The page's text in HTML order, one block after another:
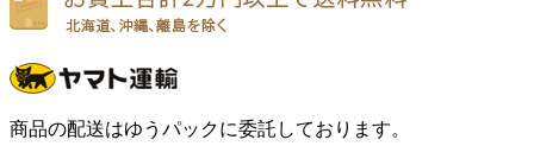
商品の配送はゆうパックに委託しております。